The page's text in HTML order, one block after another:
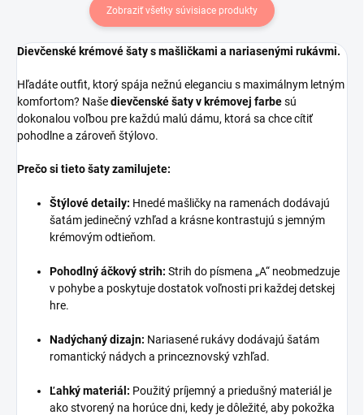
Zobraziť všetky súvisiace produkty
Dievčenské krémové šaty s mašličkami a nariasenými rukávmi.
Hľadáte outfit, ktorý spája nežnú eleganciu s maximálnym letným
komfortom? Našedievčenské šaty v krémovej farbesú
dokonalou voľbou pre každú malú dámu, ktorá sa chce cítiť
pohodlne a zároveň štýlovo.
Prečo si tieto šaty zamilujete:
Štýlové detaily: Hnedé mašličky na ramenách dodávajú
šatám jedinečný vzhľad a krásne kontrastujú s jemným
krémovým odtieňom.
Pohodlný áčkový strih: Strih do písmena „A“ neobmedzuje
v pohybe a poskytuje dostatok voľnosti pri každej detskej
hre.
Nadýchaný dizajn: Nariasené rukávy dodávajú šatám
romantický nádych a princeznovský vzhľad.
Ľahký materiál: Použitý príjemný a priedušný materiál je
ako stvorený na horúce dni, kedy je dôležité, aby pokožka